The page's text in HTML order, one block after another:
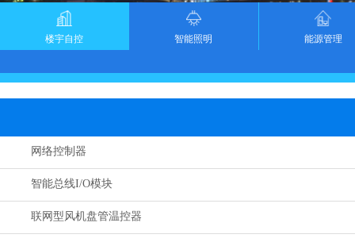
楼宇自控 智能照明 能源管理
网络控制器
智能总线I/O模块
联网型风机盘管温控器